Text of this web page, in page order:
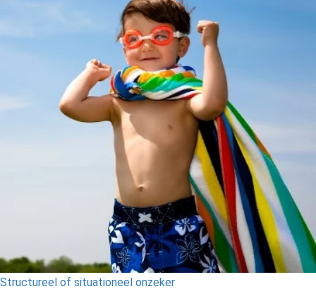
Structureel of situationeel onzeker